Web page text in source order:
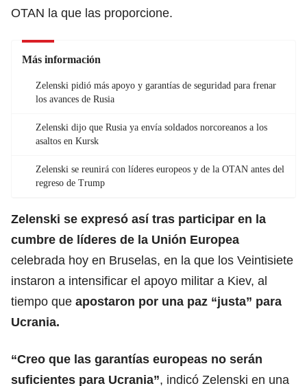
OTAN la que las proporcione.
Más información
Zelenski pidió más apoyo y garantías de seguridad para frenar
los avances de Rusia
Zelenski dijo que Rusia ya envía soldados norcoreanos a los
asaltos en Kursk
Zelenski se reunirá con líderes europeos y de la OTAN antes del
regreso de Trump
Zelenski se expresó así tras participar en la
cumbre de líderes de la Unión Europea
celebrada hoy en Bruselas, en la que los Veintisiete
instaron a intensificar el apoyo militar a Kiev, al
tiempo que apostaron por una paz “justa” para
Ucrania.
“Creo que las garantías europeas no serán
suficientes para Ucrania”, indicó Zelenski en una